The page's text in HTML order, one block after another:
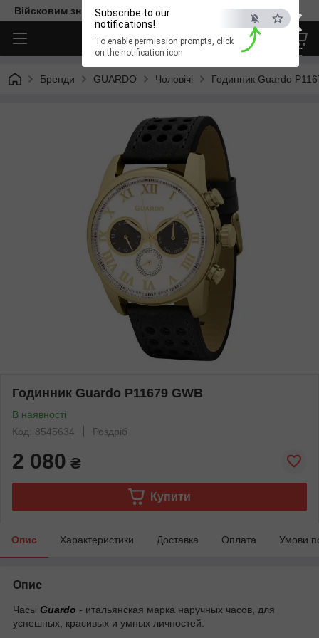
×
ESC
Subscribe to our
notifications!
To enable permission prompts, click
on the notification icon
Війсковим знижка -15%. Безкоштовна доставка
Бренди GUARDO Чоловічі Годинник Guardo
Годинник Guardo P11679 GWB
В наявності
Код: 8545634
Роздріб
2 080 ₴
Купити
Опис Характеристики Доставка Оплата Умови
Опис
Часы Guardo - итальянская марка наручных часов, для
успешных, красивых и умных личностей.